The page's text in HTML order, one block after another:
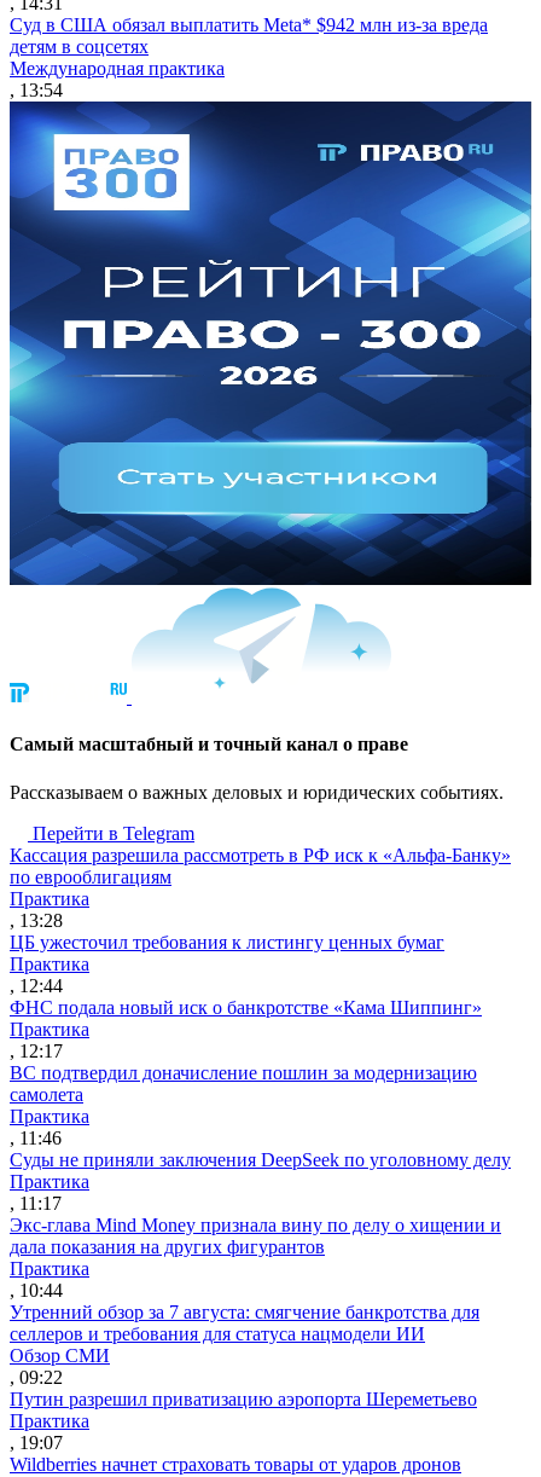
Суд в США обязал выплатить Meta* $942 млн из-за вреда
детям в соцсетях
Международная практика
, 13:54
Cамый масштабный и точный канал о праве
Рассказываем о важных деловых и юридических событиях.
Перейти в Telegram
Кассация разрешила рассмотреть в РФ иск к «Альфа-Банку»
по еврооблигациям
Практика
, 13:28
ЦБ ужесточил требования к листингу ценных бумаг
Практика
, 12:44
ФНС подала новый иск о банкротстве «Кама Шиппинг»
Практика
, 12:17
ВС подтвердил доначисление пошлин за модернизацию
самолета
Практика
, 11:46
Суды не приняли заключения DeepSeek по уголовному делу
Практика
, 11:17
Экс-глава Mind Money признала вину по делу о хищении и
дала показания на других фигурантов
Практика
, 10:44
Утренний обзор за 7 августа: смягчение банкротства для
селлеров и требования для статуса нацмодели ИИ
Обзор СМИ
, 09:22
Путин разрешил приватизацию аэропорта Шереметьево
Практика
, 19:07
Wildberries начнет страховать товары от ударов дронов